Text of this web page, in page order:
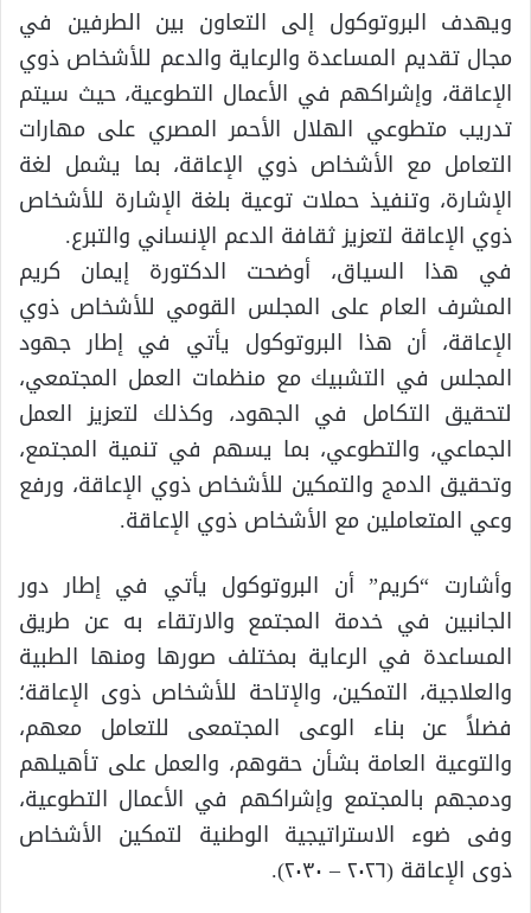
ويهدف البروتوكول إلى التعاون بين الطرفين في
مجال تقديم المساعدة والرعاية والدعم للأشخاص ذوي
الإعاقة، وإشراكهم في الأعمال التطوعية، حيث سيتم
تدريب متطوعي الهلال الأحمر المصري على مهارات
التعامل مع الأشخاص ذوي الإعاقة، بما يشمل لغة
الإشارة، وتنفيذ حملات توعية بلغة الإشارة للأشخاص
ذوي الإعاقة لتعزيز ثقافة الدعم الإنساني والتبرع.
في هذا السياق، أوضحت الدكتورة إيمان كريم
المشرف العام على المجلس القومي للأشخاص ذوي
الإعاقة، أن هذا البروتوكول يأتي في إطار جهود
المجلس في التشبيك مع منظمات العمل المجتمعي،
لتحقيق التكامل في الجهود، وكذلك لتعزيز العمل
الجماعي، والتطوعي، بما يسهم في تنمية المجتمع،
وتحقيق الدمج والتمكين للأشخاص ذوي الإعاقة، ورفع
وعي المتعاملين مع الأشخاص ذوي الإعاقة.
وأشارت “كريم” أن البروتوكول يأتي في إطار دور
الجانبين في خدمة المجتمع والارتقاء به عن طريق
المساعدة في الرعاية بمختلف صورها ومنها الطبية
والعلاجية، التمكين، والإتاحة للأشخاص ذوى الإعاقة؛
فضلاً عن بناء الوعى المجتمعى للتعامل معهم،
والتوعية العامة بشأن حقوهم، والعمل على تأهيلهم
ودمجهم بالمجتمع وإشراكهم في الأعمال التطوعية،
وفى ضوء الاستراتيجية الوطنية لتمكين الأشخاص
ذوى الإعاقة (٢٠٢٦ – ٢٠٣٠).